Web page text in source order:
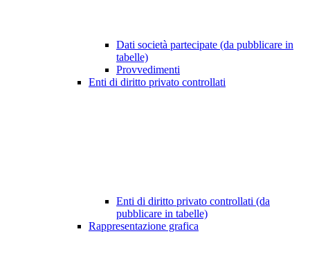
Dati società partecipate (da pubblicare in
tabelle)
Provvedimenti
Enti di diritto privato controllati
Enti di diritto privato controllati (da
pubblicare in tabelle)
Rappresentazione grafica